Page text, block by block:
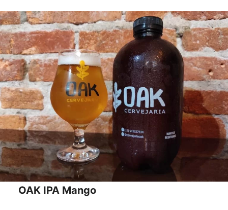
OAK IPA Mango